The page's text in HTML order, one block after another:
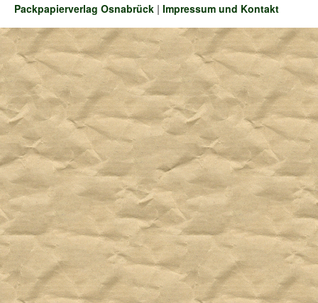
Packpapierverlag Osnabrück | Impressum und Kontakt